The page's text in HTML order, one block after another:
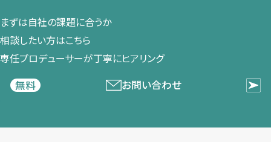
まずは​自社の​課題に​合うか​
相談したい方は​こちら
専任プロデューサーが​丁寧に​ヒアリング
無料
お問い合わせ